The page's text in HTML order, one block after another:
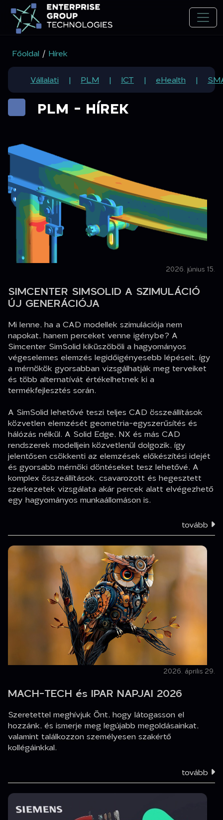
Főoldal / Hírek
Vállalati
PLM ICT eHealth
PLM - HÍREK
2026. június 15.
SIMCENTER SIMSOLID A SZIMULÁCIÓ
ÚJ GENERÁCIÓJA
Mi lenne, ha a CAD modellek szimulációja nem
napokat, hanem perceket venne igénybe? A
Simcenter SimSolid kiküszöböli a hagyományos
végeselemes elemzés legidőigényesebb lépéseit, így
a mérnökök gyorsabban vizsgálhatják meg terveiket
és több alternatívát értékelhetnek ki a
termékfejlesztés során.
A SimSolid lehetővé teszi teljes CAD összeállítások
közvetlen elemzését geometria-egyszerűsítés és
hálózás nélkül. A Solid Edge, NX és más CAD
rendszerek modelljein közvetlenül dolgozik, így
jelentősen csökkenti az elemzések előkészítési idejét
és gyorsabb mérnöki döntéseket tesz lehetővé. A
komplex összeállítások, csavarozott és hegesztett
szerkezetek vizsgálata akár percek alatt elvégezhető
egy hagyományos munkaállomáson is.
tovább
2026. április 29.
MACH-TECH és IPAR NAPJAI 2026
Szeretettel meghívjuk Önt, hogy látogasson el
hozzánk, és ismerje meg legújabb megoldásainkat,
valamint találkozzon személyesen szakértő
kollégáinkkal.
tovább